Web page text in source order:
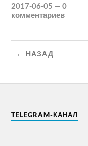
2017-06-05 —0
комментариев
← НАЗАД
TELEGRAM-КАНАЛ